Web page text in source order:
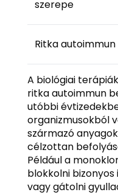
szerepe
Ritka
A biológiai
ritka autoimmun
utóbbi
organizmusokból
származó
célzottan
Például a
blokkolni
vagy gátolni